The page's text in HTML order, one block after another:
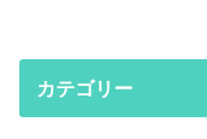
カテゴリー